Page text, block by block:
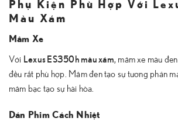
Phụ Kiện Phù Hợp Với
Màu Xám
Mâm Xe
Với Lexus ES350h màu xám, mâm xe màu
đều rất phù hợp. Mâm đen tạo sự tương phản
mâm bạc tạo sự hài hòa.
Dán Phim Cách Nhiệt